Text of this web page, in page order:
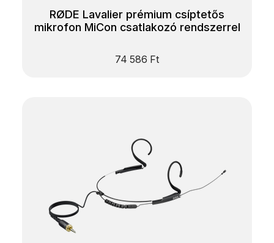
RØDE Lavalier prémium csíptetős
mikrofon MiCon csatlakozó rendszerrel
74 586 Ft